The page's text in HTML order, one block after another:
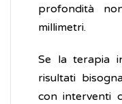
profondità
millimetri.
Se la terapia
risultati
con interventi